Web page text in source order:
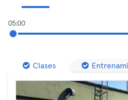
05:00
Clases